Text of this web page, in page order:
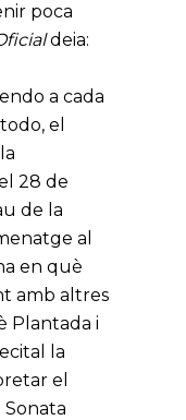
poca
deia:
a cada
el
28 de
de la
al
en què
amb altres
Plantada i
la
el
Sonata